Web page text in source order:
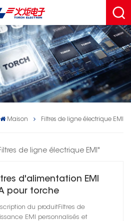
Maison Filtres de ligne électrique EMI
de ligne électrique EMI"
d'alimentation EMI
pour torche
AC1500
du produitFiltres de
EMI personnalisés et